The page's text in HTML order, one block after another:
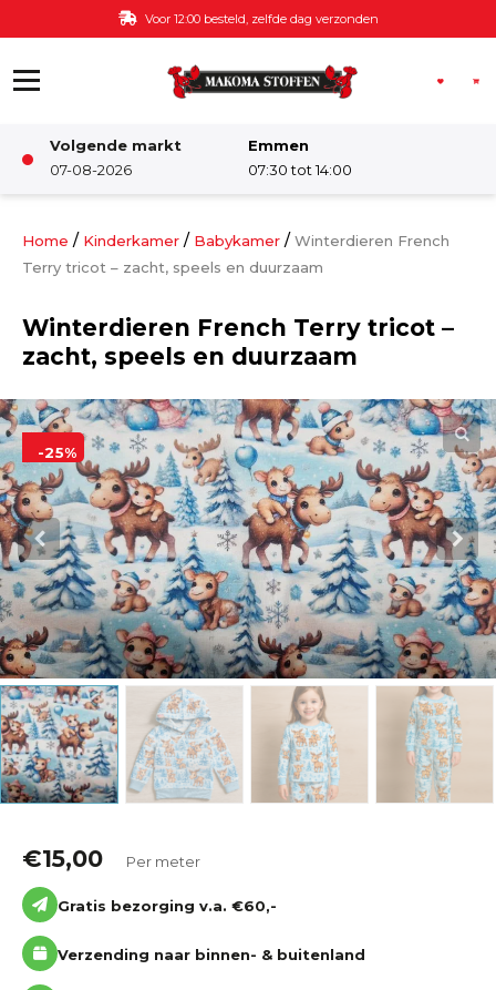
Ga naar de inhoud Voor 12:00 besteld, zelfde dag verzonden
Volgende markt
07-08-2026
Emmen
07:30 tot 14:00
Damesstoffen
Kinderstoffen
Kinderkamer
Katoen
Grootverbruik
Tijdpakker stof
Home / Kinderkamer / Babykamer / Winterdieren French
Terry tricot – zacht, speels en duurzaam
Winterdieren French Terry tricot –
zacht, speels en duurzaam
-25%
€15,00 Per meter
Gratis bezorging v.a. €60,-
Verzending naar binnen- & buitenland